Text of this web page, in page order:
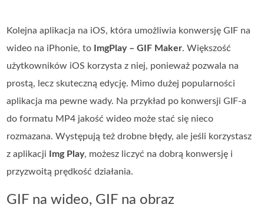
Kolejna aplikacja na iOS, która umożliwia konwersję GIF na
wideo na iPhonie, to ImgPlay – GIF Maker. Większość
użytkowników iOS korzysta z niej, ponieważ pozwala na
prostą, lecz skuteczną edycję. Mimo dużej popularności
aplikacja ma pewne wady. Na przykład po konwersji GIF‑a
do formatu MP4 jakość wideo może stać się nieco
rozmazana. Występują też drobne błędy, ale jeśli korzystasz
z aplikacji Img Play, możesz liczyć na dobrą konwersję i
przyzwoitą prędkość działania.
GIF na wideo, GIF na obraz